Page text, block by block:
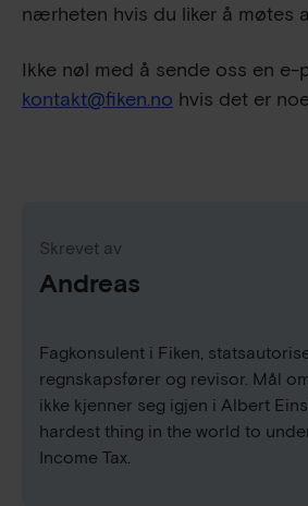
nærheten hvis du liker å møtes
Ikke nøl med å sende oss en e-
kontakt@fiken.no hvis det er
Skrevet av
Andreas
Fagkonsulent i Fiken,
regnskapsfører og revisor. Mål
ikke kjenner seg igjen i Albert
hardest thing in the world to
Income Tax.